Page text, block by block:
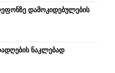
დამოკიდებულების
ნაკლებად